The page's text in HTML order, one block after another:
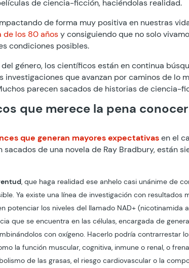
de ciencia-ficción, haciéndolas realidad.
de forma muy positiva en nuestras
de los 80 añosy consiguiendo que no solo
condiciones posibles.
género, los científicos están en continua
investigaciones que avanzan por caminos de lo
parecen sacados de historias de ciencia-
que merece la pena
que generan mayores expectativasen el
sacados de una novela de Ray Bradbury, están
, que haga realidad ese anhelo casi unánime de
Ya existe una línea de investigación con resultados
potenciar los niveles del llamado NAD+ (nicotinamida
que se encuentra en las células, encargada de
con oxígeno. Hacerlo podría contrarrestar
la función muscular, cognitiva, inmune o renal, o
de las grasas, el riesgo cardiovascular o la